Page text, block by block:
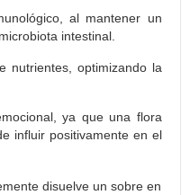
al mantener un
intestinal.
nutrientes, optimizando la
ya que una flora
influir positivamente en el
disuelve un sobre en